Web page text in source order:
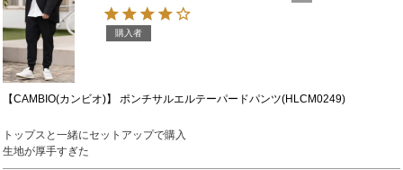
e
n
a
v
i
a
t
【CAMBIO(カンビオ)】 ポンチサルエルテーパードパンツ(HLCM0249)
購入者
トップスと一緒にセットアップで購入
生地が厚手すぎた